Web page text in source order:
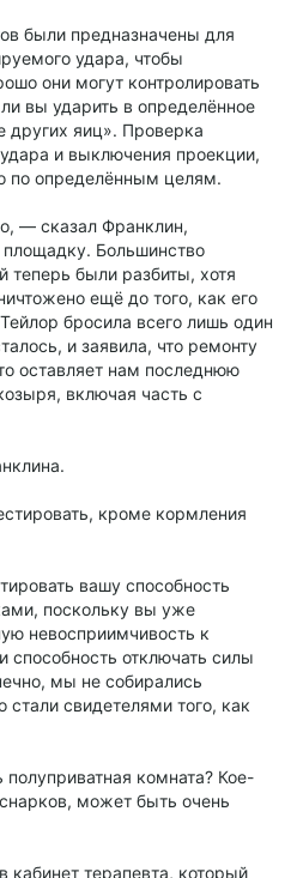
были предназначены для
удара, чтобы
они могут контролировать
вы ударить в определённое
других яиц». Проверка
и выключения проекции,
по определённым целям.
— сказал Франклин,
Большинство
теперь были разбиты, хотя
ещё до того, как его
бросила всего лишь один
и заявила, что ремонту
оставляет нам последнюю
включая часть с
кроме кормления
вашу способность
поскольку вы уже
невосприимчивость к
способность отключать силы
мы не собирались
стали свидетелями того, как
комната? Кое-
снарков, может быть очень
терапевта, который